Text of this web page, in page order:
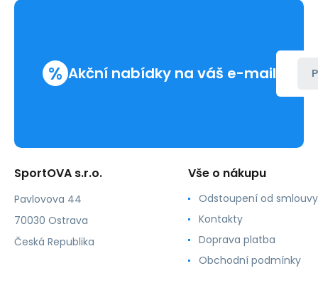
% Akční nabídky na váš e-mail
SportOVA s.r.o.
Pavlovova 44
70030 Ostrava
Česká Republika
Vše o nákupu
Odstoupení od smlouvy
Kontakty
Doprava platba
Obchodní podmínky